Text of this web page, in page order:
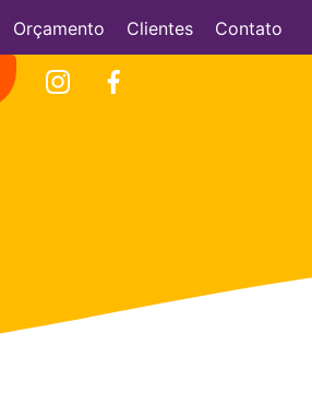
Orçamento Clientes Contato